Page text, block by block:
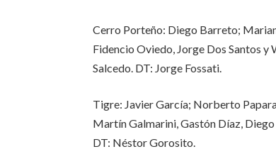
Cerro Porteño: Diego Barreto;
Fidencio Oviedo, Jorge Dos Santos
Salcedo. DT: Jorge Fossati.
Tigre: Javier García; Norberto
Martín Galmarini, Gastón Díaz,
DT: Néstor Gorosito.